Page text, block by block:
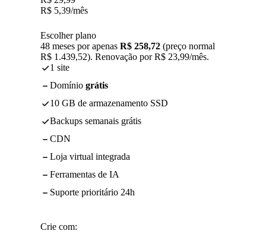
R$ 5,39/mês
Escolher plano
48 meses por apenas R$ 258,72 (preço normal
R$ 1.439,52). Renovação por R$ 23,99/mês.
1 site
Domínio grátis
10 GB de armazenamento SSD
Backups semanais grátis
CDN
Loja virtual integrada
Ferramentas de IA
Suporte prioritário 24h
Crie com: